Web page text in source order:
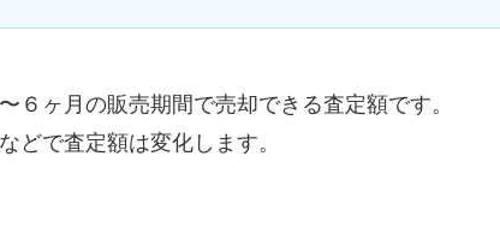
６ヶ月の販売期間で売却できる査定額です。
どで査定額は変化します。